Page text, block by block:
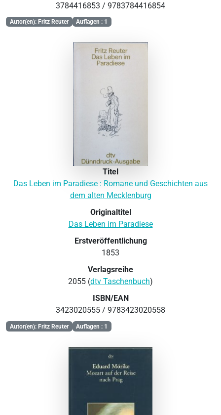
3784416853 / 9783784416854
Autor(en): Fritz Reuter Auflagen : 1
Titel
Das Leben im Paradiese : Romane und Geschichten aus
dem alten Mecklenburg
Originaltitel
Das Leben im Paradiese
Erstveröffentlichung
1853
Verlagsreihe
2055 (dtv Taschenbuch)
ISBN/EAN
3423020555 / 9783423020558
Autor(en): Fritz Reuter Auflagen : 1